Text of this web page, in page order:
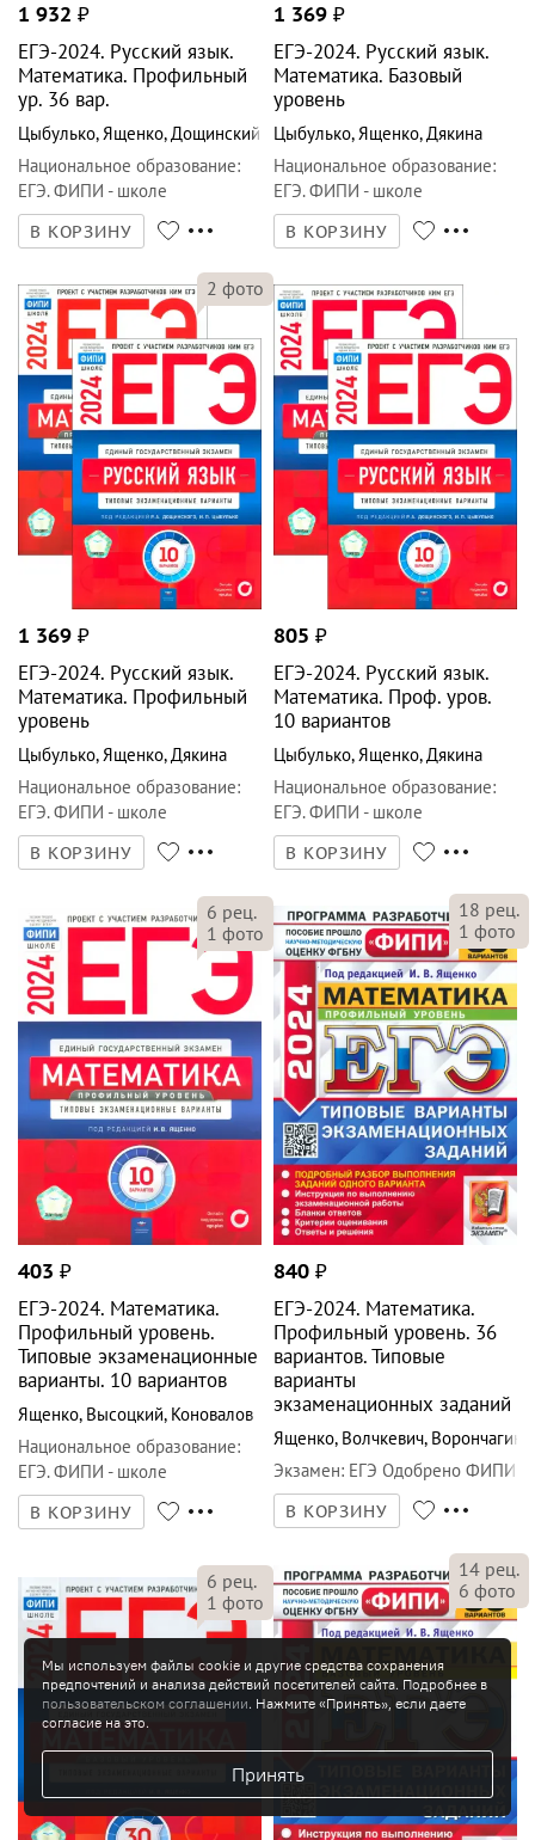
1 369₽
ЕГЭ-2024. Русский язык.
Математика. Профильный
уровень
Цыбулько,Ященко,Дякина
Национальное образование:
ЕГЭ. ФИПИ - школе
В КОРЗИНУ
805₽
Математика. Проф. уров.
10 вариантов
Цыбулько,Ященко,Дякина
Национальное образование:
ЕГЭ. ФИПИ - школе
В КОРЗИНУ
6рец.
1фото
403₽
ЕГЭ-2024. Математика.
Профильный уровень.
Типовые экзаменационные
варианты. 10 вариантов
Ященко,Высоцкий
Коновалов
Национальное образование:
ЕГЭ. ФИПИ - школе
В КОРЗИНУ
18рец.
1фото
840₽
ЕГЭ-2024. Математика.
Профильный уровень. 36
вариантов. Типовые
варианты
экзаменационных заданий
Ященко,Волчкевич,Ворончагина
Экзамен:ЕГЭ Одобрено ФИПИ
В КОРЗИНУ
6
966₽
ЕГЭ-2024. Математика.
Базовый уровень. Типовые
экзаменационные
варианты. 30 вариантов
Ященко,Высоцкий,Коновалов
Национальное образование:
ЕГЭ. ФИПИ - школе
14рец.
6фото
840₽
ЕГЭ-2024. Математика.
Базовый уровень. 36
вариантов. Типовые
варианты
Ященко,Высоцкий,Антропов
1фото
Мы используем файлы cookie и другие средства сохранения
предпочтений и анализа действий посетителей сайта. Подробнее в
пользовательском соглашении. Нажмите «Принять», если даете
согласие на это.
Принять